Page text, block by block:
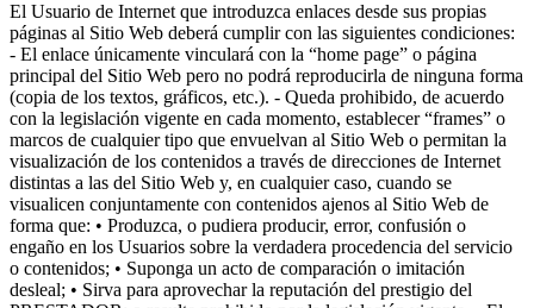
El Usuario de Internet que introduzca enlaces desde sus propias
páginas al Sitio Web deberá cumplir con las siguientes condiciones:
- El enlace únicamente vinculará con la “home page” o página
principal del Sitio Web pero no podrá reproducirla de ninguna forma
(copia de los textos, gráficos, etc.). - Queda prohibido, de acuerdo
con la legislación vigente en cada momento, establecer “frames” o
marcos de cualquier tipo que envuelvan al Sitio Web o permitan la
visualización de los contenidos a través de direcciones de Internet
distintas a las del Sitio Web y, en cualquier caso, cuando se
visualicen conjuntamente con contenidos ajenos al Sitio Web de
forma que: • Produzca, o pudiera producir, error, confusión o
engaño en los Usuarios sobre la verdadera procedencia del servicio
o contenidos; • Suponga un acto de comparación o imitación
desleal; • Sirva para aprovechar la reputación del prestigio del